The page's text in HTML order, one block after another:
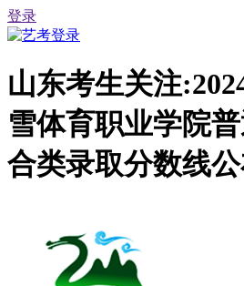
登录
山东考生关注
雪体育职业学院
合类录取分数线